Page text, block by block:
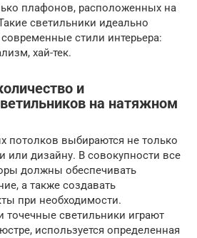
плафонов, расположенных на
светильники идеально
стили интерьера:
хай-тек.
и
на натяжном
потолков выбираются не только
или дизайну. В совокупности все
должны обеспечивать
а также создавать
при необходимости.
точечные светильники играют
используется определенная